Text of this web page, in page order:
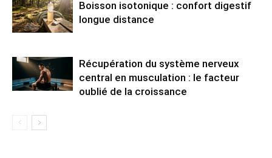
Boisson isotonique : confort digestif
longue distance
Récupération du système nerveux
central en musculation : le facteur
oublié de la croissance